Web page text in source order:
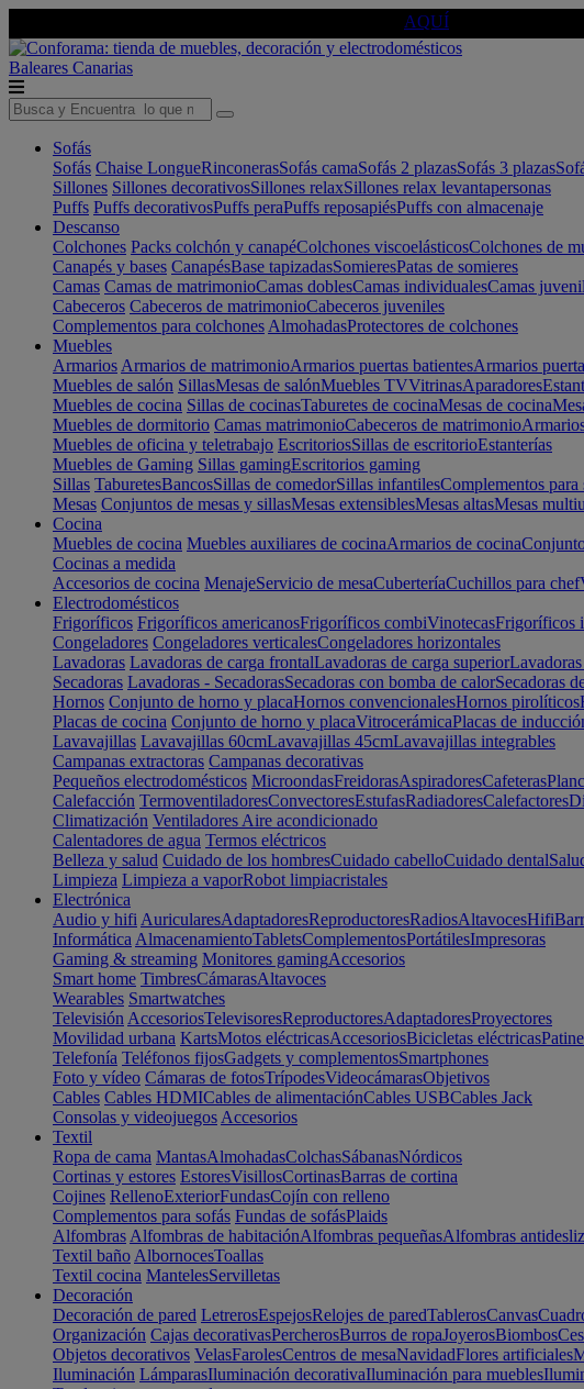
AQUÍ
Baleares Canarias
Sofás
Sofás Chaise LongueRinconerasSofás camaSofás 2 plazasSofás 3 plazas
Sillones Sillones decorativosSillones relaxSillones relax levantapersonas
Puffs Puffs decorativosPuffs peraPuffs reposapiésPuffs con almacenaje
Descanso
Colchones Packs colchón y canapéColchones viscoelásticosColchones de
Canapés y bases CanapésBase tapizadasSomieresPatas de somieres
Camas Camas de matrimonioCamas doblesCamas individualesCamas
Cabeceros Cabeceros de matrimonioCabeceros juveniles
Complementos para colchones AlmohadasProtectores de colchones
Muebles
Armarios Armarios de matrimonioArmarios puertas batientesArmarios
Muebles de salón SillasMesas de salónMuebles TVVitrinasAparadores
Muebles de cocina Sillas de cocinasTaburetes de cocinaMesas de cocina
Muebles de dormitorio Camas matrimonioCabeceros de matrimonio
Muebles de oficina y teletrabajo EscritoriosSillas de escritorioEstanterías
Muebles de Gaming Sillas gamingEscritorios gaming
Sillas TaburetesBancosSillas de comedorSillas infantilesComplementos para
Mesas Conjuntos de mesas y sillasMesas extensiblesMesas altasMesas
Cocina
Muebles de cocina Muebles auxiliares de cocinaArmarios de cocina
Cocinas a medida
Accesorios de cocina MenajeServicio de mesaCuberteríaCuchillos para chef
Electrodomésticos
Frigoríficos Frigoríficos americanosFrigoríficos combiVinotecasFrigoríficos
Congeladores Congeladores verticalesCongeladores horizontales
Lavadoras Lavadoras de carga frontalLavadoras de carga superior
Secadoras Lavadoras - SecadorasSecadoras con bomba de calorSecadoras
Hornos Conjunto de horno y placaHornos convencionalesHornos pirolíticos
Placas de cocina Conjunto de horno y placaVitrocerámicaPlacas de
Lavavajillas Lavavajillas 60cmLavavajillas 45cmLavavajillas integrables
Campanas extractoras Campanas decorativas
Pequeños electrodomésticos MicroondasFreidorasAspiradoresCafeteras
Calefacción TermoventiladoresConvectoresEstufasRadiadoresCalefactores
Climatización Ventiladores Aire acondicionado
Calentadores de agua Termos eléctricos
Belleza y salud Cuidado de los hombresCuidado cabelloCuidado dental
Limpieza Limpieza a vaporRobot limpiacristales
Electrónica
Audio y hifi AuricularesAdaptadoresReproductoresRadiosAltavocesHifi
Informática AlmacenamientoTabletsComplementosPortátilesImpresoras
Gaming & streaming Monitores gamingAccesorios
Smart home TimbresCámarasAltavoces
Wearables Smartwatches
Televisión AccesoriosTelevisoresReproductoresAdaptadoresProyectores
Movilidad urbana KartsMotos eléctricasAccesoriosBicicletas eléctricas
Telefonía Teléfonos fijosGadgets y complementosSmartphones
Foto y vídeo Cámaras de fotosTrípodesVideocámarasObjetivos
Cables Cables HDMICables de alimentaciónCables USBCables Jack
Consolas y videojuegos Accesorios
Textil
Ropa de cama MantasAlmohadasColchasSábanasNórdicos
Cortinas y estores EstoresVisillosCortinasBarras de cortina
Cojines RellenoExteriorFundasCojín con relleno
Complementos para sofás Fundas de sofásPlaids
Alfombras Alfombras de habitaciónAlfombras pequeñasAlfombras
Textil baño AlbornocesToallas
Textil cocina MantelesServilletas
Decoración
Decoración de pared LetrerosEspejosRelojes de paredTablerosCanvas
Organización Cajas decorativasPercherosBurros de ropaJoyerosBiombos
Objetos decorativos VelasFarolesCentros de mesaNavidadFlores artificiales
Iluminación LámparasIluminación decorativaIluminación para muebles